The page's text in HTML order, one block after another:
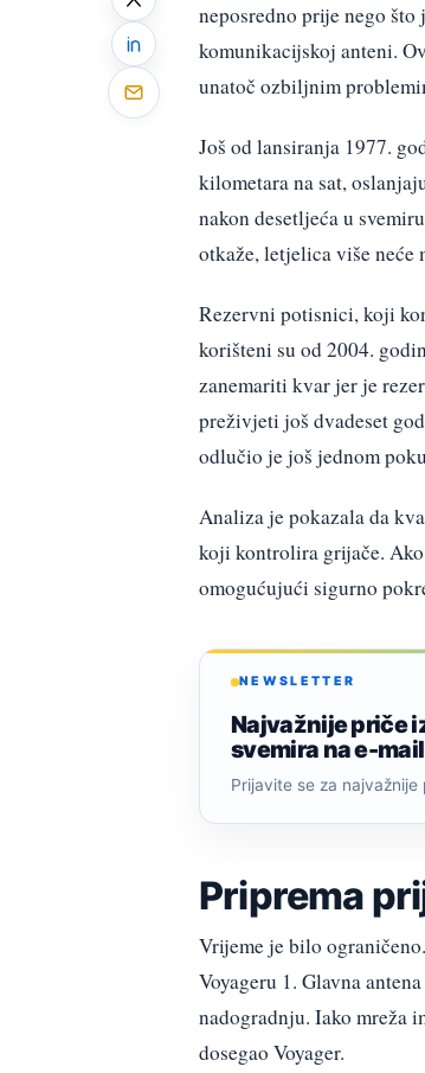
neposredno prije nego
komunikacijskoj anteni.
unatoč ozbiljnim
Još od lansiranja 1977.
kilometara na sat,
nakon desetljeća u
otkaže, letjelica više neće
Rezervni potisnici, koji
korišteni su od 2004.
zanemariti kvar jer je
preživjeti još dvadeset
odlučio je još jednom
Analiza je pokazala da
koji kontrolira grijače.
omogućujući sigurno
NEWSLETTER
Najvažnije priče
svemira na e-
Prijavite se za
Priprema
Vrijeme je bilo
Voyageru 1. Glavna
nadogradnju. Iako mreža
dosegao Voyager.